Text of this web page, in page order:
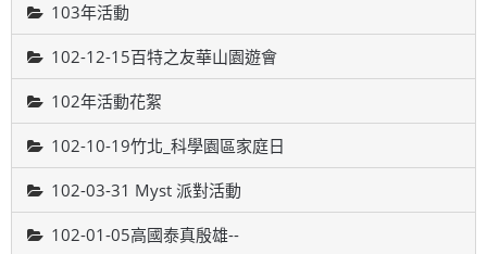
103年活動
102-12-15百特之友華山園遊會
102年活動花絮
102-10-19竹北_科學園區家庭日
102-03-31 Myst 派對活動
102-01-05高國泰真殷雄--